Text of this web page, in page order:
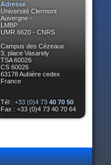
Adresse
Université Clermont
Auvergne -
LMBP
UMR 6620 - CNRS
Campus des Cézeaux
3, place Vasarely
TSA 60026
CS 60026
63178 Aubière cedex
France
Tél : +33 (0)4 73 40 70 50
Fax : +33 (0)4 73 40 70 64